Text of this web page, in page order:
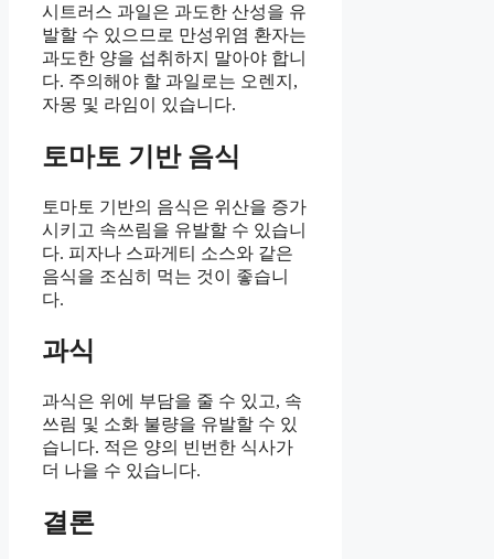
시트러스 과일은 과도한 산성을 유
발할 수 있으므로 만성위염 환자는
과도한 양을 섭취하지 말아야 합니
다. 주의해야 할 과일로는 오렌지,
자몽 및 라임이 있습니다.
토마토 기반 음식
토마토 기반의 음식은 위산을 증가
시키고 속쓰림을 유발할 수 있습니
다. 피자나 스파게티 소스와 같은
음식을 조심히 먹는 것이 좋습니
다.
과식
과식은 위에 부담을 줄 수 있고, 속
쓰림 및 소화 불량을 유발할 수 있
습니다. 적은 양의 빈번한 식사가
더 나을 수 있습니다.
결론